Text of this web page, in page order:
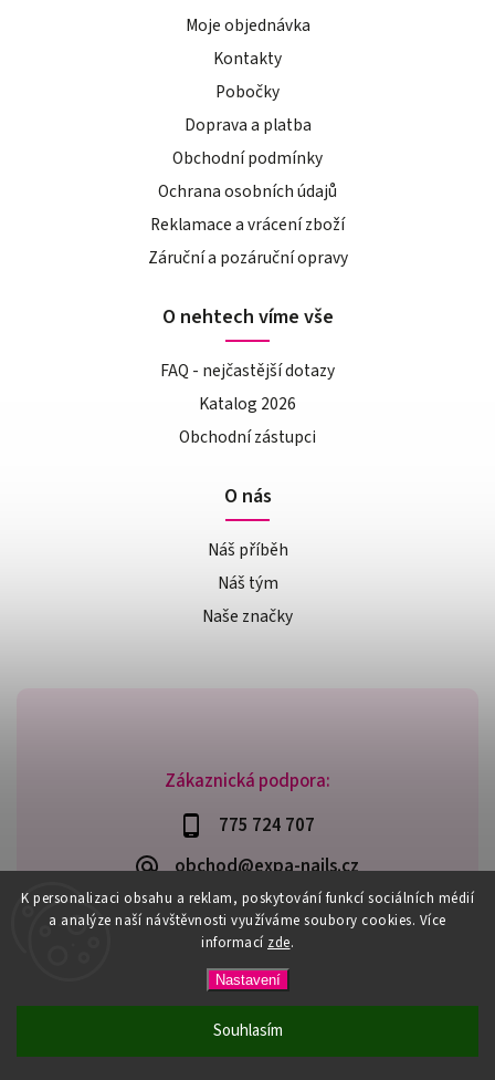
K personalizaci obsahu a reklam, poskytování funkcí sociálních médií
a analýze naší návštěvnosti využíváme soubory cookies. Více
informací zde.
Nastavení
Souhlasím
PŘI NÁKUPU NAD 600,- MÁTE DOPRAVU ZDARMA / DÁREK K
Zákaznická podpora:
775 724 707
obchod@expa-nails.cz
Moje objednávka
Kontakty
Pobočky
Doprava a platba
Obchodní podmínky
Ochrana osobních údajů
Reklamace a vrácení zboží
Záruční a pozáruční opravy
O nehtech víme vše
FAQ - nejčastější dotazy
Katalog 2026
Obchodní zástupci
O nás
Náš příběh
Náš tým
Naše značky
Expanails.cz. Všechna práva vyhrazena.
Upravit nastavení cookies
VytvořilShoptet | Design